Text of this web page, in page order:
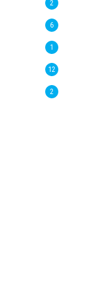
2
6
1
12
2